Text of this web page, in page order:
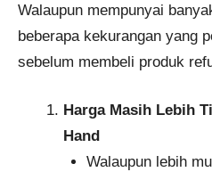
Walaupun mempunyai
beberapa kekurangan yang
sebelum membeli produk
Harga Masih Lebih
Hand
Walaupun lebih